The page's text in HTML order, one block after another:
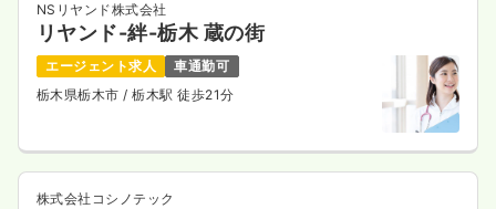
NSリヤンド株式会社
リヤンド-絆-栃木 蔵の街
エージェント求人
車通勤可
栃木県栃木市/ 栃木駅 徒歩21分
株式会社コシノテック